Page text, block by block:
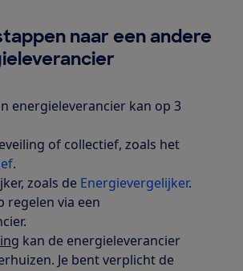
naar een andere
energieleverancier kan op 3
of collectief, zoals het
.
zoals de Energievergelijker.
regelen via een
kan de energieleverancier
Je bent verplicht de